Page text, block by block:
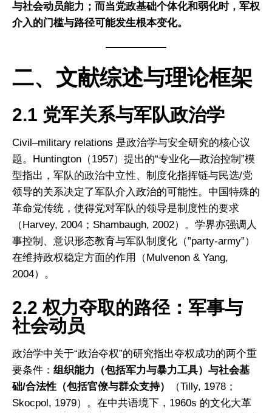
与社会动员能力；而当党政基础个体化和弱化时，军权
介入的门槛与路径可能发生根本变化。
二、文献综述与理论框架
2.1 党军关系与军队政治学
Civil–military relations 是政治学与安全研究的核心议
题。Huntington（1957）提出的“专业化—政治控制”模
型指出，军队的政治中立性、制度化指挥链与民选/党
领导的关系决定了军队介入政治的可能性。中国特殊的
革命党传统，使得党对军队的领导是制度性的要求
（Harvey, 2004；Shambaugh, 2002）。学界亦强调人
事控制、意识形态教育与军队制度化（”party-army”）
在维持政权稳定方面的作用（Mulvenon & Yang,
2004）。
2.2 权力夺取的路径：军事与
社会动员
政治学中关于“政治夺权”的研究指出夺权成功的两个重
要条件： 组织能力（包括军力与暴力工具）与社会基
础/合法性（包括官僚与群众支持）
（Tilly, 1978；
Skocpol, 1979）。在中共语境下，1960s 的文化大革